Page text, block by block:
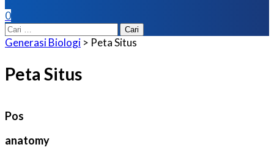
0
Cari
untuk:
Generasi Biologi > Peta Situs
Peta Situs
Pos
anatomy